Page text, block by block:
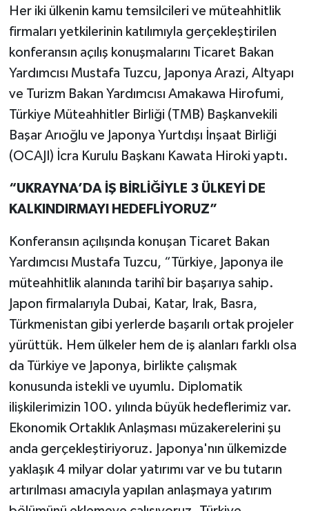
Her iki ülkenin kamu temsilcileri ve müteahhitlik
firmaları yetkilerinin katılımıyla gerçekleştirilen
konferansın açılış konuşmalarını Ticaret Bakan
Yardımcısı Mustafa Tuzcu, Japonya Arazi, Altyapı
ve Turizm Bakan Yardımcısı Amakawa Hirofumi,
Türkiye Müteahhitler Birliği (TMB) Başkanvekili
Başar Arıoğlu ve Japonya Yurtdışı İnşaat Birliği
(OCAJI) İcra Kurulu Başkanı Kawata Hiroki yaptı.
“UKRAYNA’DA İŞ BİRLİĞİYLE 3 ÜLKEYİ DE
KALKINDIRMAYI HEDEFLİYORUZ”
Konferansın açılışında konuşan Ticaret Bakan
Yardımcısı Mustafa Tuzcu, “Türkiye, Japonya ile
müteahhitlik alanında tarihî bir başarıya sahip.
Japon firmalarıyla Dubai, Katar, Irak, Basra,
Türkmenistan gibi yerlerde başarılı ortak projeler
yürüttük. Hem ülkeler hem de iş alanları farklı olsa
da Türkiye ve Japonya, birlikte çalışmak
konusunda istekli ve uyumlu. Diplomatik
ilişkilerimizin 100. yılında büyük hedeflerimiz var.
Ekonomik Ortaklık Anlaşması müzakerelerini şu
anda gerçekleştiriyoruz. Japonya'nın ülkemizde
yaklaşık 4 milyar dolar yatırımı var ve bu tutarın
artırılması amacıyla yapılan anlaşmaya yatırım